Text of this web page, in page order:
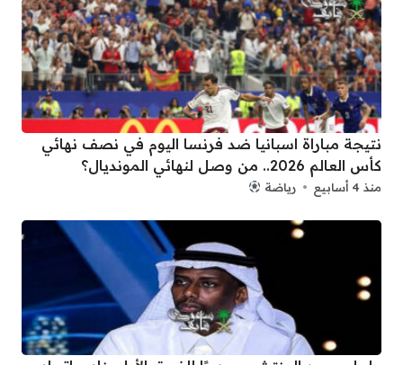
نتيجة مباراة اسبانيا ضد فرنسا اليوم في نصف نهائي
كأس العالم 2026.. من وصل لنهائي المونديال؟
منذ 4 أسابيع رياضة